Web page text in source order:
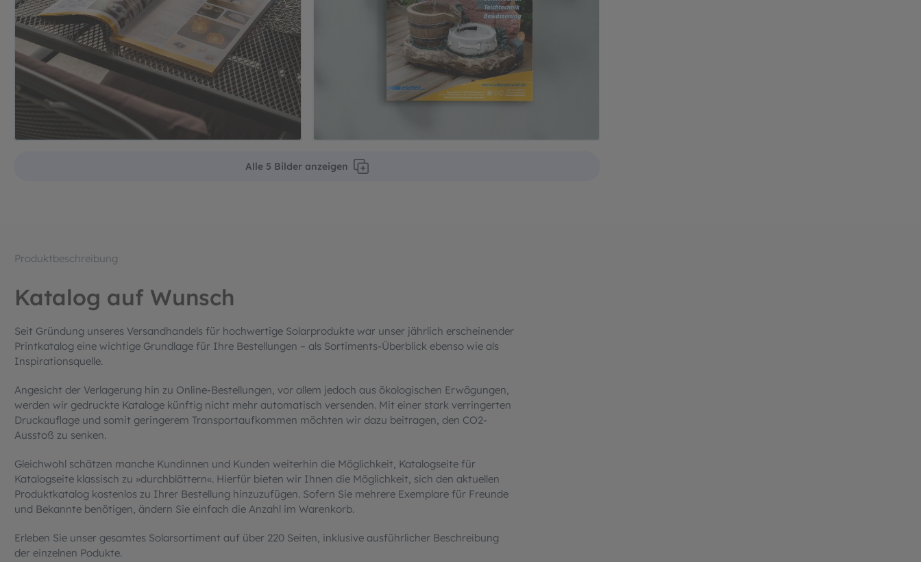
Alle 5 Bilder anzeigen
Produktbeschreibung
Katalog auf Wunsch
Seit Gründung unseres Versandhandels für hochwertige Solarprodukte war unser jährlich erscheinender
Printkatalog eine wichtige Grundlage für Ihre Bestellungen – als Sortiments-Überblick ebenso wie als
Inspirationsquelle.
Angesicht der Verlagerung hin zu Online-Bestellungen, vor allem jedoch aus ökologischen Erwägungen,
werden wir gedruckte Kataloge künftig nicht mehr automatisch versenden. Mit einer stark verringerten
Druckauflage und somit geringerem Transportaufkommen möchten wir dazu beitragen, den CO2-
Ausstoß zu senken.
Gleichwohl schätzen manche Kundinnen und Kunden weiterhin die Möglichkeit, Katalogseite für
Katalogseite klassisch zu »durchblättern«. Hierfür bieten wir Ihnen die Möglichkeit, sich den aktuellen
Produktkatalog kostenlos zu Ihrer Bestellung hinzuzufügen. Sofern Sie mehrere Exemplare für Freunde
und Bekannte benötigen, ändern Sie einfach die Anzahl im Warenkorb.
Erleben Sie unser gesamtes Solarsortiment auf über 220 Seiten, inklusive ausführlicher Beschreibung
der einzelnen Podukte.